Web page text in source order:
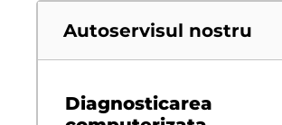
Autoservisul nostru
Diagnosticarea